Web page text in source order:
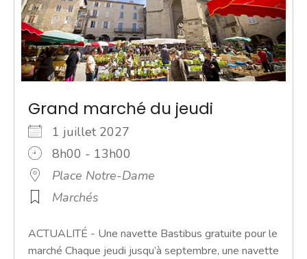
Grand marché du jeudi
1 juillet 2027
8h00 - 13h00
Place Notre-Dame
Marchés
ACTUALITÉ - Une navette Bastibus gratuite pour le
marché Chaque jeudi jusqu’à septembre, une navette